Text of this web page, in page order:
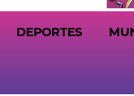
DEPORTES